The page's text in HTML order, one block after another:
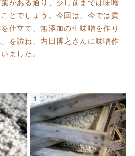
がある通り、少し前までは味噌
とでしょう。今回は、今では貴
仕立て、無添加の生味噌を作り
を訪ね、内田博之さんに味噌作
ました。